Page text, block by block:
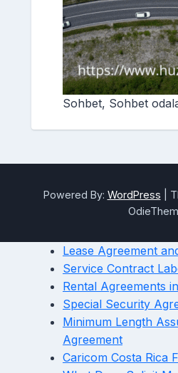
Sohbet, Sohbet
Powered By: WordPress
Lease Agreement
Service Contract
Rental Agreements
Special Security
Minimum Length
Agreement
Caricom Costa Rica